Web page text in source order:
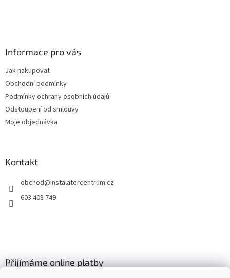
Informace pro vás
Jak nakupovat
Obchodní podmínky
Podmínky ochrany osobních údajů
Odstoupení od smlouvy
Moje objednávka
Kontakt
obchod@instalatercentrum.cz
603 408 749
Přijímáme online platby